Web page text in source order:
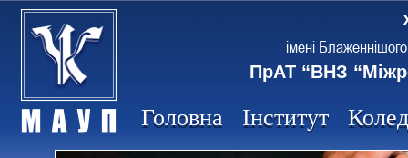
імені
ПрАТ “ВНЗ
Головна Інститут